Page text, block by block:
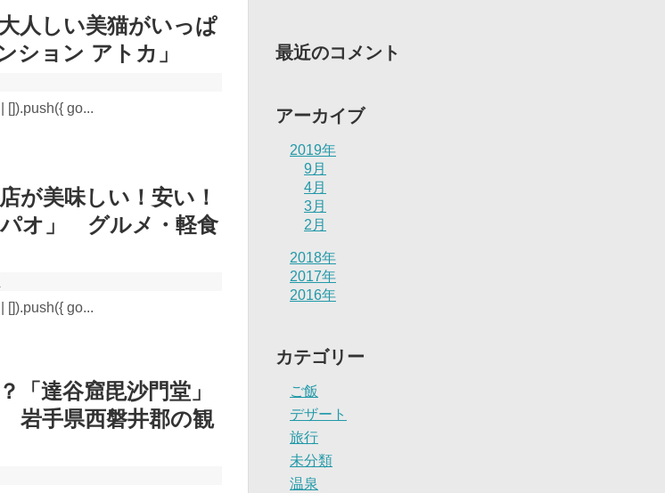
人しい美猫がいっぱ
ョン アトカ」
[]).push({ go...
が美味しい！安い！
オ」 グルメ・軽食
[]).push({ go...
「達谷窟毘沙門堂」
岩手県西磐井郡の観
最近のコメント
アーカイブ
2019年
9月
4月
3月
2月
2018年
2017年
2016年
カテゴリー
ご飯
デザート
旅行
未分類
温泉